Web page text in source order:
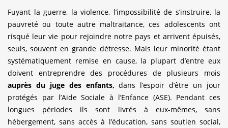
Fuyant la guerre, la violence, l’impossibilité de s’instruire, la
pauvreté ou toute autre maltraitance, ces adolescents ont
risqué leur vie pour rejoindre notre pays et arrivent épuisés,
seuls, souvent en grande détresse. Mais leur minorité étant
systématiquement remise en cause, la plupart d’entre eux
doivent entreprendre des procédures de plusieurs mois
auprès du juge des enfants, dans l’espoir d’être un jour
protégés par l’Aide Sociale à l’Enfance (ASE). Pendant ces
longues périodes ils sont livrés à eux-mêmes, sans
hébergement, sans accès à l’éducation, sans soutien social,